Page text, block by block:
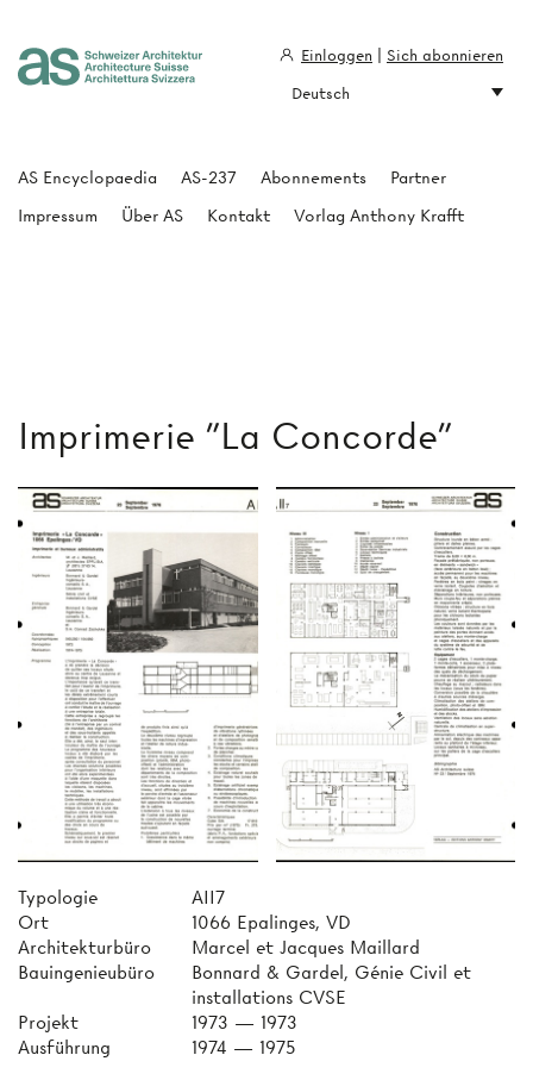
Imprimerie "La Concorde"
Typologie
AII7
Ort
1066 Epalinges, VD
Architekturbüro
Marcel et Jacques Maillard
Bauingenieubüro
Bonnard & Gardel, Génie Civil et
installations CVSE
Projekt
1973 — 1973
Ausführung
1974 — 1975
AS Encyclopaedia AS-237 Abonnements
Partner
Impressum
Über AS Kontakt Vorlag Anthony Krafft
Einloggen
Sich abonnieren
Deutsch